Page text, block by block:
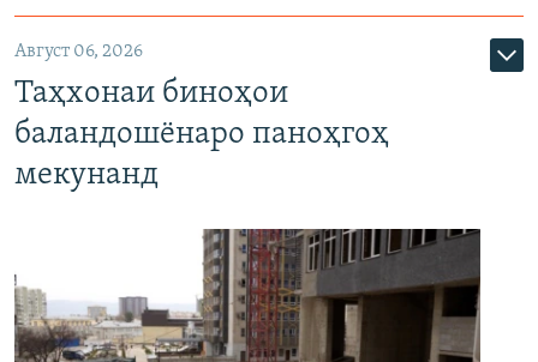
Август 06, 2026
Таҳхонаи биноҳои
баландошёнаро паноҳгоҳ
мекунанд